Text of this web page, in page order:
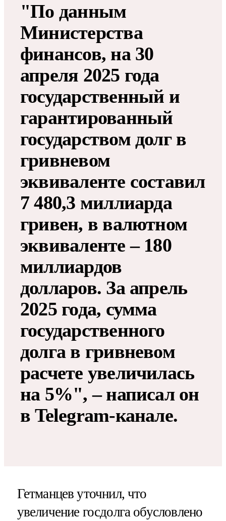
"По данным
Министерства
финансов, на 30
апреля 2025 года
государственный и
гарантированный
государством долг в
гривневом
эквиваленте составил
7 480,3 миллиарда
гривен, в валютном
эквиваленте – 180
миллиардов
долларов. За апрель
2025 года, сумма
государственного
долга в гривневом
расчете увеличилась
на 5%", – написал он
в Telegram-канале.
Гетманцев уточнил, что
увеличение госдолга обусловлено